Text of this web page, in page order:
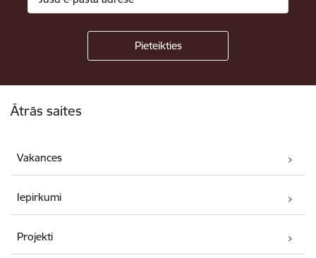
Ātrās saites
Vakances
Iepirkumi
Projekti